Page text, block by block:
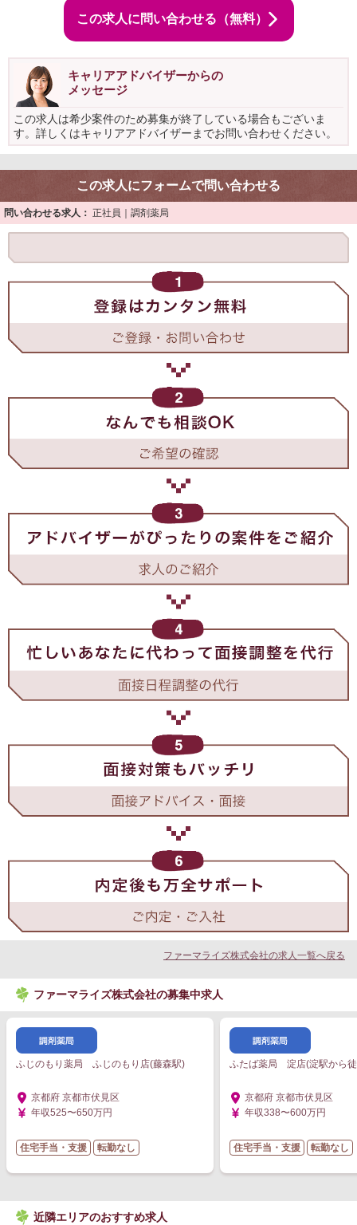
この求人に問い合わせる（無料）
キャリアアドバイザーからの
メッセージ
この求人は希少案件のため募集が終了している場合もございま
す。詳しくはキャリアアドバイザーまでお問い合わせください。
この求人にフォームで問い合わせる
問い合わせる求人： 正社員｜調剤薬局
ファーマライズ株式会社の求人一覧へ戻る
ファーマライズ株式会社の募集中求人
ふじのもり薬局 ふじのもり店(藤森駅)
京都府 京都市伏見区
年収525〜650万円
住宅手当・支援 転勤なし
ふたば薬局 淀店(淀駅から
京都府 京都市伏見区
年収338〜600万円
住宅手当・支援 転勤なし
近隣エリアのおすすめ求人